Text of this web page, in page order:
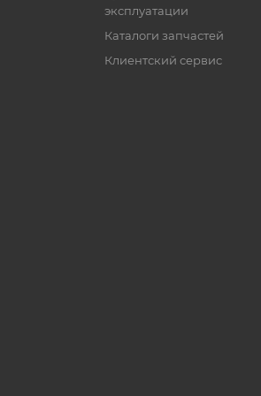
эксплуатации
Каталоги запчастей
Клиентский сервис